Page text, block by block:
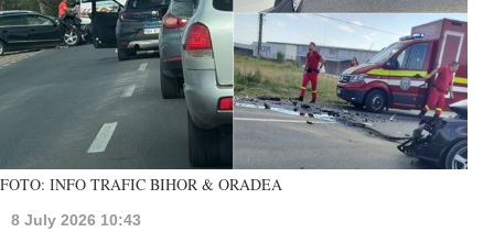
FOTO: INFO TRAFIC BIHOR & ORADEA
8 July 2026 10:43